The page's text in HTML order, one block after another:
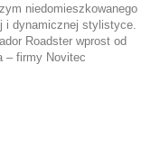
niedomieszkowanego
i dynamicznej stylistyce.
Roadster wprost od
– firmy Novitec